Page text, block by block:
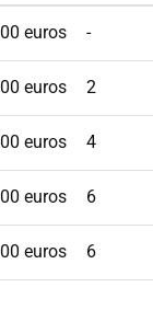
euros -
euros 2
euros 4
euros 6
euros 6